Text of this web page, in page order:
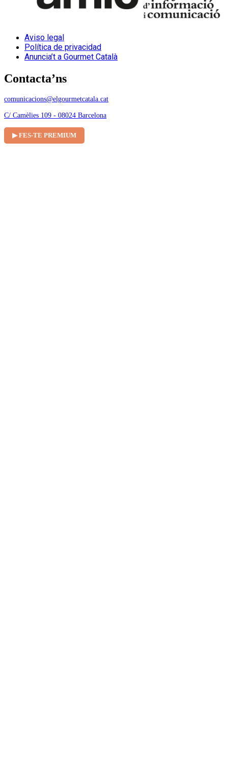
Aviso legal
Política de privacidad
Anuncia’t a Gourmet Català
Contacta’ns
comunicacions@elgourmetcatala.cat
C/ Camèlies 109 - 08024 Barcelona
▶ FES-TE PREMIUM